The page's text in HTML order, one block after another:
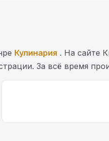
Кулинария . На сайте
За всё время